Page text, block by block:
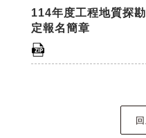
114年度工程地質探
定報名簡章